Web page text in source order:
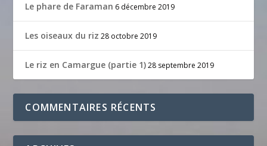
Le phare de Faraman 6 décembre 2019
Les oiseaux du riz 28 octobre 2019
Le riz en Camargue (partie 1) 28 septembre 2019
COMMENTAIRES RÉCENTS